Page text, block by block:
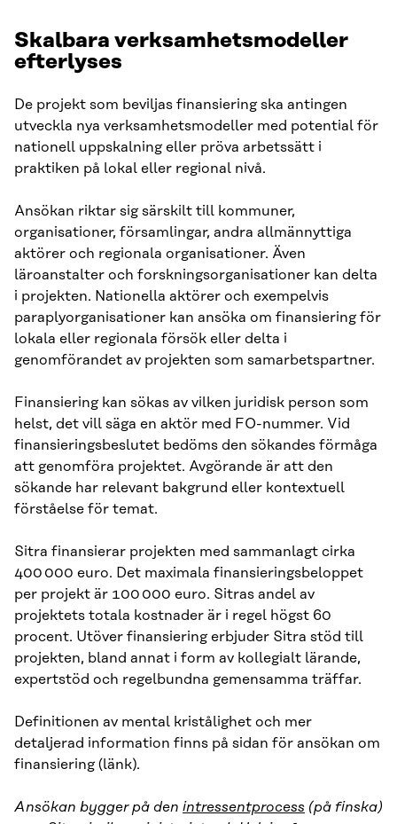
Skalbara verksamhetsmodeller
efterlyses
De projekt som beviljas finansiering ska antingen
utveckla nya verksamhetsmodeller med potential för
nationell uppskalning eller pröva arbetssätt i
praktiken på lokal eller regional nivå.
Ansökan riktar sig särskilt till kommuner,
organisationer, församlingar, andra allmännyttiga
aktörer och regionala organisationer. Även
läroanstalter och forskningsorganisationer kan delta
i projekten. Nationella aktörer och exempelvis
paraplyorganisationer kan ansöka om finansiering för
lokala eller regionala försök eller delta i
genomförandet av projekten som samarbetspartner.
Finansiering kan sökas av vilken juridisk person som
helst, det vill säga en aktör med FO-nummer. Vid
finansieringsbeslutet bedöms den sökandes förmåga
att genomföra projektet. Avgörande är att den
sökande har relevant bakgrund eller kontextuell
förståelse för temat.
Sitra finansierar projekten med sammanlagt cirka
400 000 euro. Det maximala finansieringsbeloppet
per projekt är 100 000 euro. Sitras andel av
projektets totala kostnader är i regel högst 60
procent. Utöver finansiering erbjuder Sitra stöd till
projekten, bland annat i form av kollegialt lärande,
expertstöd och regelbundna gemensamma träffar.
Definitionen av mental kristålighet och mer
detaljerad information finns på sidan för ansökan om
finansiering (länk).
Ansökan bygger på den intressentprocess (på finska)